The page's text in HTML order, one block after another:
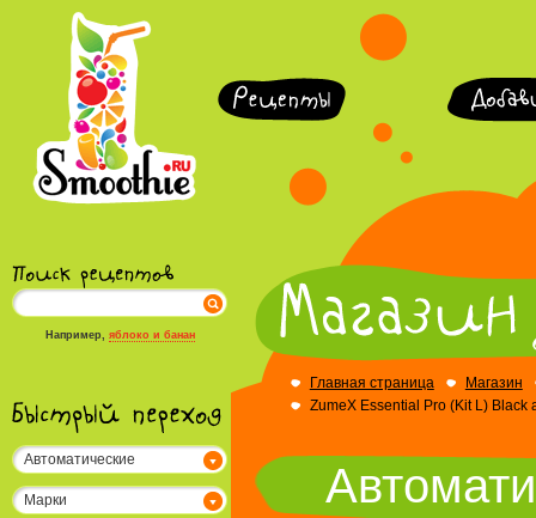
Например, яблоко и банан
Автоматические
соковыжималки
Марки
Главная страница
Магазин
ZumeX Essential Pro (Kit L) Black